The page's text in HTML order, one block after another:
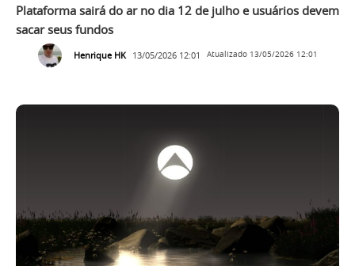
Plataforma sairá do ar no dia 12 de julho e usuários devem
sacar seus fundos
Henrique HK 13/05/2026 12:01 Atualizado 13/05/2026 12:01